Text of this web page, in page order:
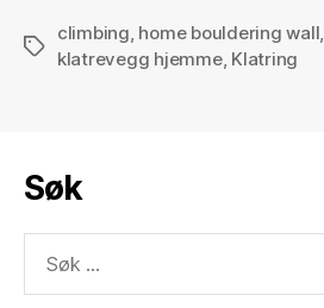
Stikkord
climbing, home bouldering wall,
klatrevegg hjemme, Klatring
Søk
etter: